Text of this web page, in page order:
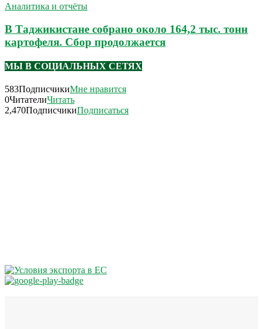
Аналитика и отчёты
В Таджикистане собрано около 164,2 тыс. тонн
картофеля. Сбор продолжается
МЫ В СОЦИАЛЬНЫХ СЕТЯХ
583ПодписчикиМне нравится
0ЧитателиЧитать
2,470ПодписчикиПодписаться